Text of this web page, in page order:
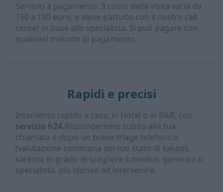
Servizio a pagamento: Il costo della visita varia da
150 a 180 euro, e viene pattuito con il nostro call
center in base allo specialista. Si può pagare con
qualsiasi metodo di pagamento.
Rapidi e precisi
Intervento rapido a casa, in Hotel o in B&B, con
servizio h24.Risponderemo subito alla tua
chiamata e dopo un breve triage telefonico
(valutazione sommaria del tuo stato di salute),
saremo in grado di scegliere il medico, generico o
specialista, più idoneo ad intervenire.